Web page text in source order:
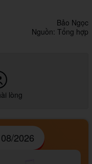
Bảo Ngọc
Nguồn: Tổng hợp
lòng
2026